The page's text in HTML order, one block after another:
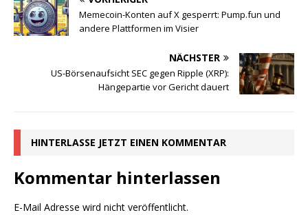
Memecoin-Konten auf X gesperrt: Pump.fun und
andere Plattformen im Visier
NÄCHSTER
US-Börsenaufsicht SEC gegen Ripple (XRP):
Hängepartie vor Gericht dauert
HINTERLASSE JETZT EINEN KOMMENTAR
Kommentar hinterlassen
E-Mail Adresse wird nicht veröffentlicht.